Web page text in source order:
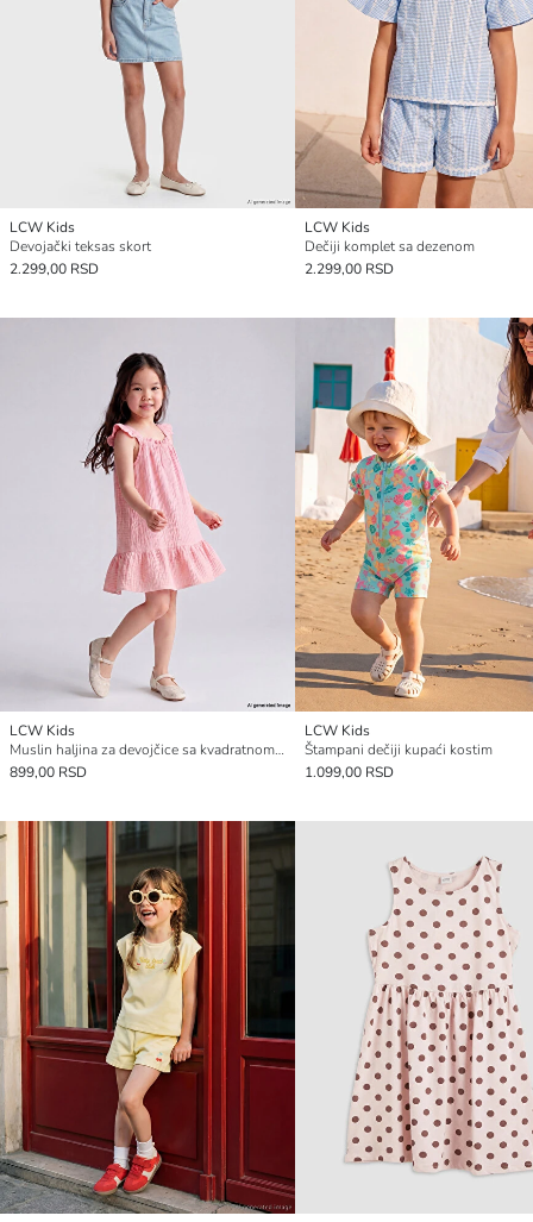
LCW Kids
Devojački teksas skort
2.299,00 RSD
LCW Kids
Dečiji komplet sa dezenom
2.299,00 RSD
LCW Kids
Muslin haljina za devojčice sa kvadratnom kragnom i vezom
899,00 RSD
LCW Kids
Štampani dečiji kupaći kostim
1.099,00 RSD